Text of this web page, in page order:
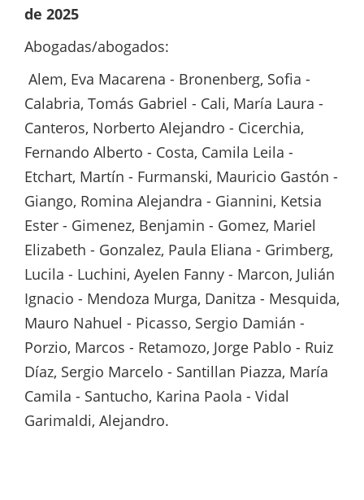
de 2025
Abogadas/abogados:
Alem, Eva Macarena - Bronenberg, Sofia -
Calabria, Tomás Gabriel - Cali, María Laura -
Canteros, Norberto Alejandro - Cicerchia,
Fernando Alberto - Costa, Camila Leila -
Etchart, Martín - Furmanski, Mauricio Gastón -
Giango, Romina Alejandra - Giannini, Ketsia
Ester - Gimenez, Benjamin - Gomez, Mariel
Elizabeth - Gonzalez, Paula Eliana - Grimberg,
Lucila - Luchini, Ayelen Fanny - Marcon, Julián
Ignacio - Mendoza Murga, Danitza - Mesquida,
Mauro Nahuel - Picasso, Sergio Damián -
Porzio, Marcos - Retamozo, Jorge Pablo - Ruiz
Díaz, Sergio Marcelo - Santillan Piazza, María
Camila - Santucho, Karina Paola - Vidal
Garimaldi, Alejandro.